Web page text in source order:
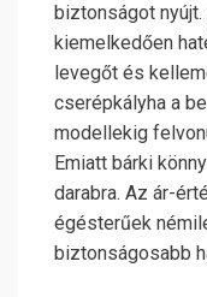
biztonságot
kiemelkedően
levegőt és
cserépkályha a
modellekig
Emiatt bárki
darabra. Az ár-
égésterűek
biztonságosabb